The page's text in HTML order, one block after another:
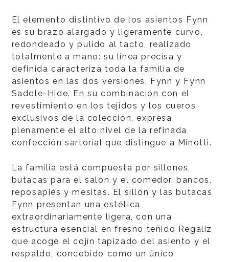
El elemento distintivo de los asientos Fynn
es su brazo alargado y ligeramente curvo,
redondeado y pulido al tacto, realizado
totalmente a mano: su línea precisa y
definida caracteriza toda la familia de
asientos en las dos versiones, Fynn y Fynn
Saddle-Hide. En su combinación con el
revestimiento en los tejidos y los cueros
exclusivos de la colección, expresa
plenamente el alto nivel de la refinada
confección sartorial que distingue a Minotti.
La familia está compuesta por sillones,
butacas para el salón y el comedor, bancos,
reposapiés y mesitas. El sillón y las butacas
Fynn presentan una estética
extraordinariamente ligera, con una
estructura esencial en fresno teñido Regaliz
que acoge el cojín tapizado del asiento y el
respaldo, concebido como un único